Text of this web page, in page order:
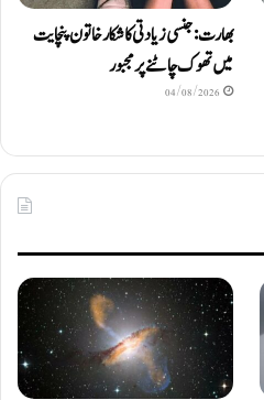
بھارت: جنسی زیادتی کا شکار خاتون پنچایت
میں تھوک چاٹنے پر مجبور
04/08/2026